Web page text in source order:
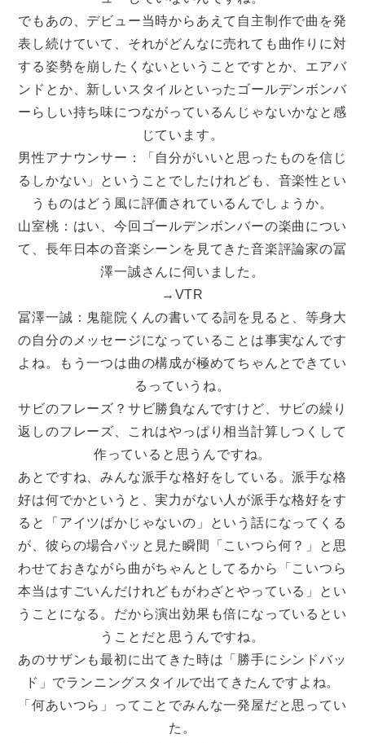
でもあの、デビュー当時からあえて自主制作で曲を発
表し続けていて、それがどんなに売れても曲作りに対
する姿勢を崩したくないということですとか、エアバ
ンドとか、新しいスタイルといったゴールデンボンバ
ーらしい持ち味につながっているんじゃないかなと感
じています。
男性アナウンサー：「自分がいいと思ったものを信じ
るしかない」ということでしたけれども、音楽性とい
うものはどう風に評価されているんでしょうか。
山室桃：はい、今回ゴールデンボンバーの楽曲につい
て、長年日本の音楽シーンを見てきた音楽評論家の冨
澤一誠さんに伺いました。
→VTR
冨澤一誠：鬼龍院くんの書いてる詞を見ると、等身大
の自分のメッセージになっていることは事実なんです
よね。もう一つは曲の構成が極めてちゃんとできてい
るっていうね。
サビのフレーズ？サビ勝負なんですけど、サビの繰り
返しのフレーズ、これはやっぱり相当計算しつくして
作っていると思うんですね。
あとですね、みんな派手な格好をしている。派手な格
好は何でかというと、実力がない人が派手な格好をす
ると「アイツばかじゃないの」という話になってくる
が、彼らの場合パッと見た瞬間「こいつら何？」と思
わせておきながら曲がちゃんとしてるから「こいつら
本当はすごいんだけれどもがわざとやっている」とい
うことになる。だから演出効果も倍になっているとい
うことだと思うんですね。
あのサザンも最初に出てきた時は「勝手にシンドバッ
ド」でランニングスタイルで出てきたんですよね。
「何あいつら」ってことでみんな一発屋だと思ってい
た。